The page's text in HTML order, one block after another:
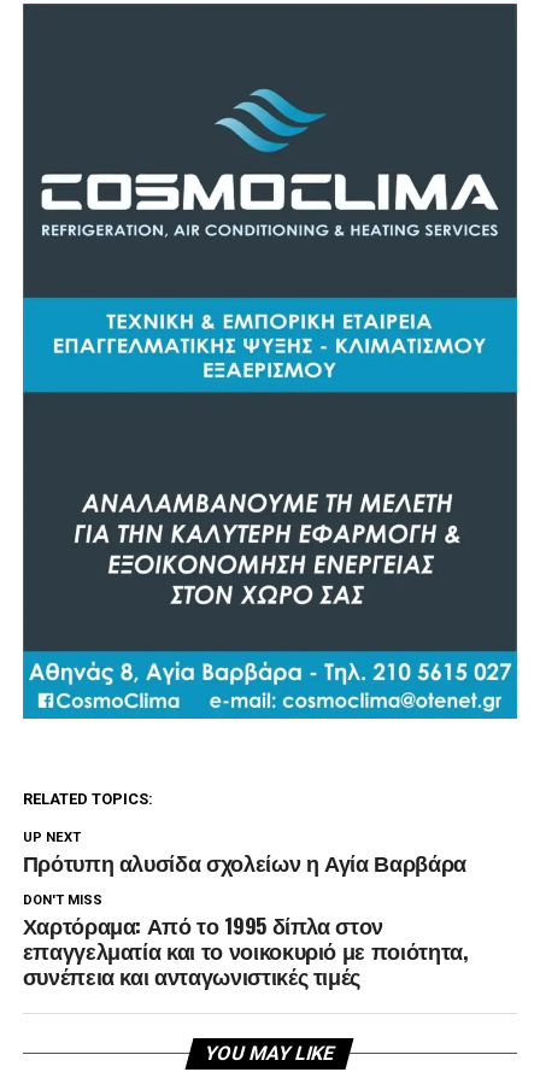
RELATED TOPICS:
UP NEXT
Πρότυπη αλυσίδα σχολείων η Αγία Βαρβάρα
DON'T MISS
Χαρτόραμα: Από το 1995 δίπλα στον
επαγγελματία και το νοικοκυριό με ποιότητα,
συνέπεια και ανταγωνιστικές τιμές
YOU MAY LIKE